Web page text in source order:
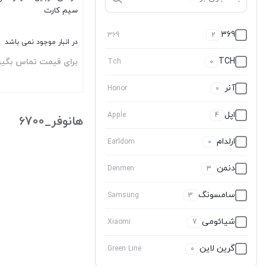
369
2
369
TCH
0
Tch
آنر 0
Honor
اپل 4
Apple
ارلدام 0
Earldom
دنمن 3
Denmen
سامسونگ 3
Samsung
شیائومی 7
Xiaomi
گرین لاین 0
Green Line
سیم کارت
در انبار موجود نمی باشد
برای قیمت تماس
هانوفر_6700